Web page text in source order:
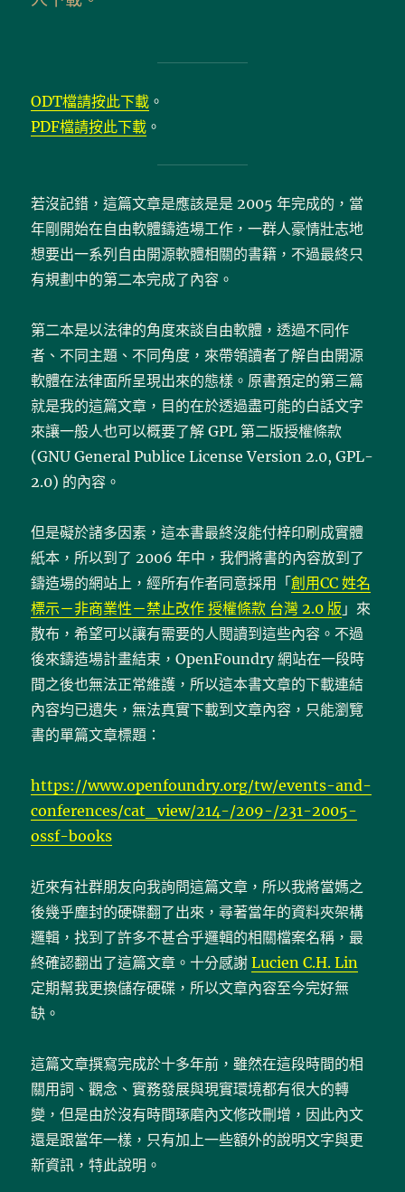
ODT檔請按此下載 。
PDF檔請按此下載 。
若沒記錯，這篇文章是應該是是 2005 年完成的，當
年剛開始在自由軟體鑄造場工作，一群人豪情壯志地
想要出一系列自由開源軟體相關的書籍，不過最終只
有規劃中的第二本完成了內容。
第二本是以法律的角度來談自由軟體，透過不同作
者、不同主題、不同角度，來帶領讀者了解自由開源
軟體在法律面所呈現出來的態樣。原書預定的第三篇
就是我的這篇文章，目的在於透過盡可能的白話文字
來讓一般人也可以概要了解 GPL 第二版授權條款
(GNU General Publice License Version 2.0, GPL-
2.0) 的內容。
但是礙於諸多因素，這本書最終沒能付梓印刷成實體
紙本，所以到了 2006 年中，我們將書的內容放到了
鑄造場的網站上，經所有作者同意採用「創用CC 姓名
標示－非商業性－禁止改作 授權條款 台灣 2.0 版 」來
散布，希望可以讓有需要的人閱讀到這些內容。不過
後來鑄造場計畫結束，OpenFoundry 網站在一段時
間之後也無法正常維護，所以這本書文章的下載連結
內容均已遺失，無法真實下載到文章內容，只能瀏覽
書的單篇文章標題：
https://www.openfoundry.org/tw/events-and-
conferences/cat_view/214-/209-/231-2005-
ossf-books
近來有社群朋友向我詢問這篇文章，所以我將當媽之
後幾乎塵封的硬碟翻了出來，尋著當年的資料夾架構
邏輯，找到了許多不甚合乎邏輯的相關檔案名稱，最
終確認翻出了這篇文章。十分感謝Lucien C.H. Lin
定期幫我更換儲存硬碟，所以文章內容至今完好無
缺。
這篇文章撰寫完成於十多年前，雖然在這段時間的相
關用詞、觀念、實務發展與現實環境都有很大的轉
變，但是由於沒有時間琢磨內文修改刪增，因此內文
還是跟當年一樣，只有加上一些額外的說明文字與更
新資訊，特此說明。